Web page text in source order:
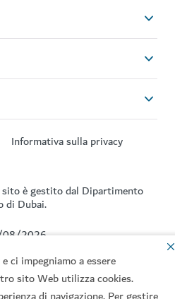
ci impegniamo a essere
sito Web utilizza cookies.
Informativa sulla privacy
è gestito dal Dipartimento
di Dubai.
08/2026
reCAPTCHA, e applica
itermini e le condizionidi